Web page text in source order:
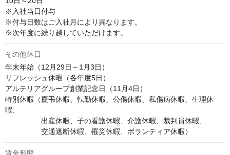
※入社当日付与
※付与日数はご入社月により異なります。
※次年度に繰り越していただけます。
その他休日
年末年始（12月29日～1月3日）
リフレッシュ休暇（各年度5日）
アルテリアグループ創業記念日（11月4日）
特別休暇（慶弔休暇、転勤休暇、公傷休暇、私傷病休暇、生理休
暇、
出産休暇、子の看護休暇、介護休暇、裁判員休暇、
交通遮断休暇、罹災休暇、ボランティア休暇）
賃金形態